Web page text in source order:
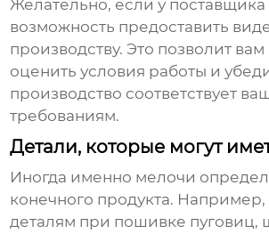
Желательно, если у поставщика
возможность предоставить
производству. Это позволит вам
оценить условия работы и
производство соответствует
требованиям.
Детали, которые могут
Иногда именно мелочи
конечного продукта.
деталям при пошивке пуговиц,